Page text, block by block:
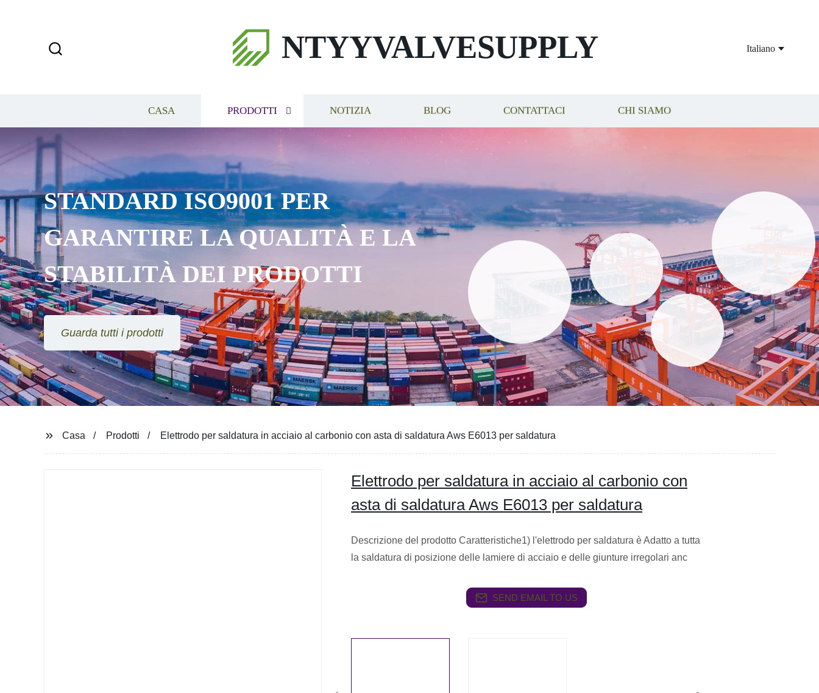
NTYYVALVESUPPLY Italiano
CASA PRODOTTI NOTIZIA BLOG CONTATTACI CHI SIAMO
STANDARD ISO9001 PER
GARANTIRE LA QUALITÀ E LA
STABILITÀ DEI PRODOTTI
Guarda tutti i prodotti
Casa Prodotti Elettrodo per saldatura in acciaio al carbonio con asta di saldatura Aws E6013 per saldatura
Elettrodo per saldatura in acciaio al carbonio con
asta di saldatura Aws E6013 per saldatura
Descrizione del prodotto Caratteristiche1) l'elettrodo per saldatura è Adatto a tutta
la saldatura di posizione delle lamiere di acciaio e delle giunture irregolari anc
SEND EMAIL TO US